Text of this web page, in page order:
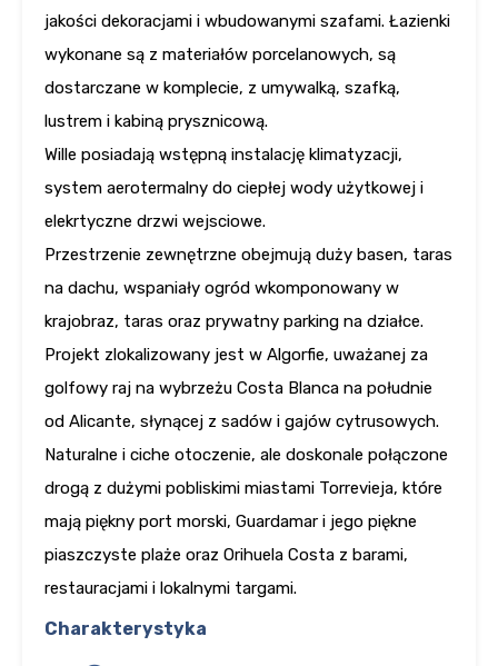
jakości dekoracjami i wbudowanymi szafami. Łazienki
wykonane są z materiałów porcelanowych, są
dostarczane w komplecie, z umywalką, szafką,
lustrem i kabiną prysznicową.
Wille posiadają wstępną instalację klimatyzacji,
system aerotermalny do ciepłej wody użytkowej i
elekrtyczne drzwi wejsciowe.
Przestrzenie zewnętrzne obejmują duży basen, taras
na dachu, wspaniały ogród wkomponowany w
krajobraz, taras oraz prywatny parking na działce.
Projekt zlokalizowany jest w Algorfie, uważanej za
golfowy raj na wybrzeżu Costa Blanca na południe
od Alicante, słynącej z sadów i gajów cytrusowych.
Naturalne i ciche otoczenie, ale doskonale połączone
drogą z dużymi pobliskimi miastami Torrevieja, które
mają piękny port morski, Guardamar i jego piękne
piaszczyste plaże oraz Orihuela Costa z barami,
restauracjami i lokalnymi targami.
Charakterystyka